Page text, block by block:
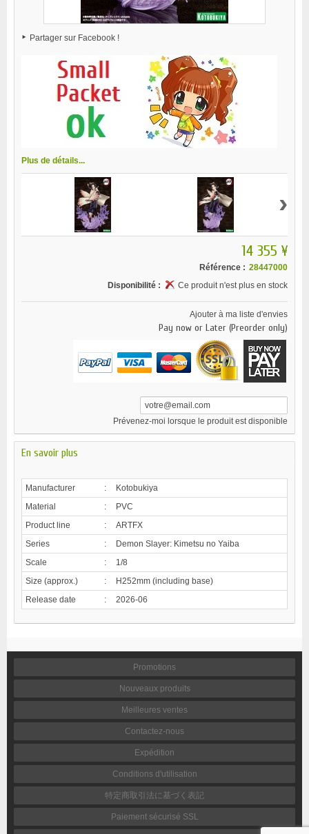
Partager sur Facebook !
Plus de détails...
›
14 355 ¥
Référence : 28447000
Disponibilité :
Ce produit n'est plus en stock
Ajouter à ma liste d'envies
Pay now or Later (Preorder only)
Prévenez-moi lorsque le produit est disponible
En savoir plus
Manufacturer :
Kotobukiya
Material
:
PVC
Product line
:
ARTFX
Series
:
Demon Slayer: Kimetsu no Yaiba
Scale
:
1/8
Size (approx.)
:
H252mm (including base)
Release date
: 2026-06
Promotions
Nouveaux produits
Meilleures ventes
Contactez-nous
Expédition
Conditions d'utilisation
特定商取引法に基づく表記
Paiement sécurisé SSL